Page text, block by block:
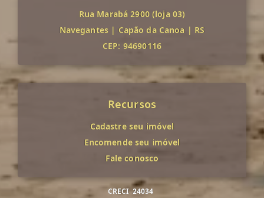
Rua Marabá 2900 (loja 03)
Navegantes | Capão da Canoa | RS
CEP: 94690116
Recursos
Cadastre seu imóvel
Encomende seu imóvel
Fale conosco
CRECI 24034